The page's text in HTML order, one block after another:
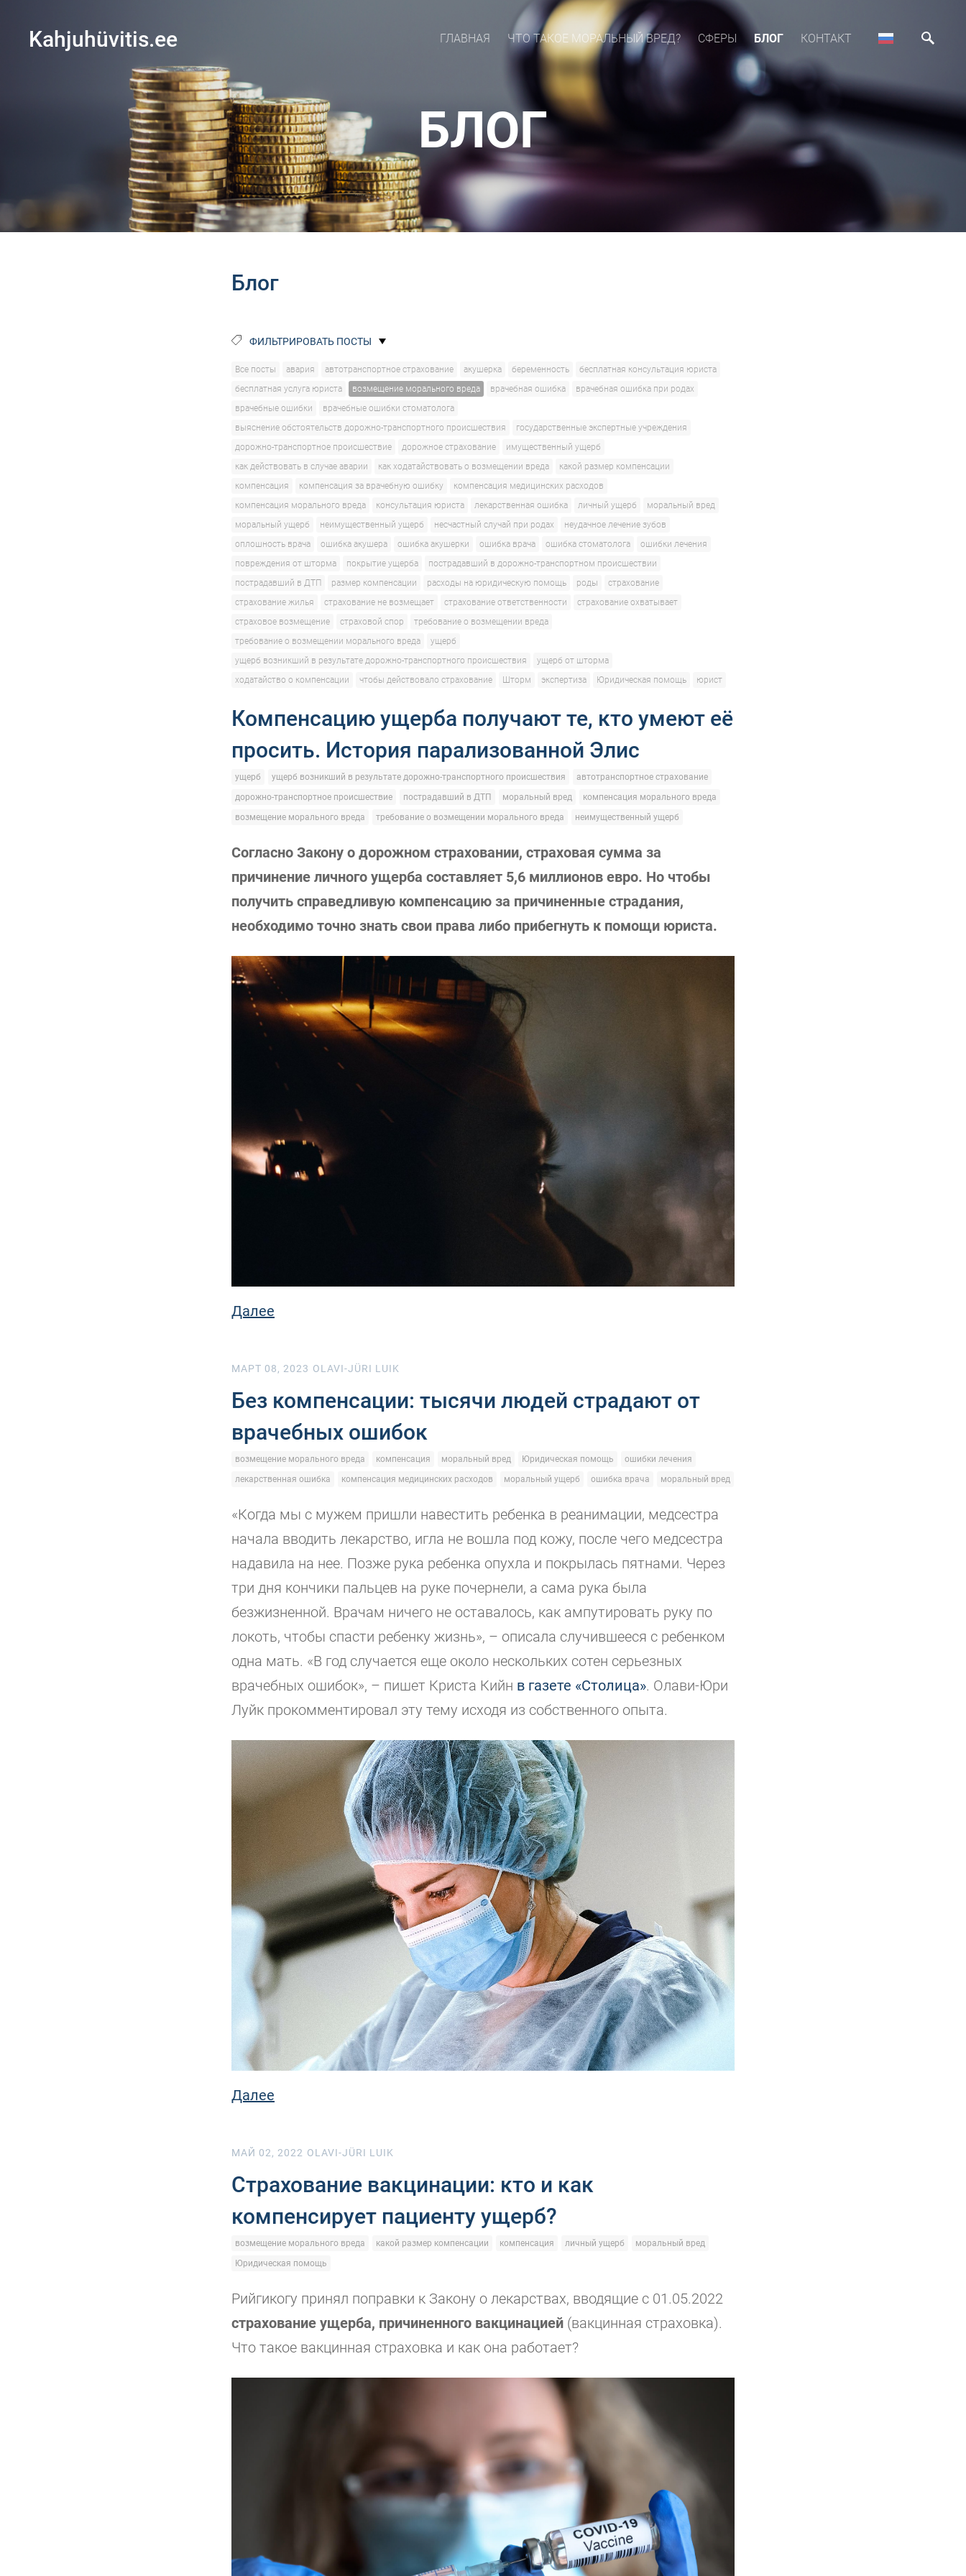
Kahjuhüvitis.ee ГЛАВНАЯ ЧТО ТАКОЕ МОРАЛЬНЫЙ ВРЕД? СФЕРЫ БЛОГ КОНТАКТ
БЛОГ
Блог
ФИЛЬТРИРОВАТЬ ПОСТЫ
Все посты авария автотранспортное страхование акушерка беременность
бесплатная консультация юриста
бесплатная услуга юриста
возмещение морального вреда врачебная ошибка
врачебная ошибка при родах
врачебные ошибки
врачебные ошибки стоматолога
выяснение обстоятельств дорожно-транспортного происшествия
государственные экспертные учреждения
дорожно-транспортное происшествие
дорожное страхование
имущественный ущерб
как действовать в случае аварии
как ходатайствовать о возмещении вреда
какой размер компенсации
компенсация
компенсация за врачебную ошибку
компенсация медицинских расходов
компенсация морального вреда
консультация юриста лекарственная ошибка личный ущерб
моральный вред
моральный ущерб
неимущественный ущерб несчастный случай при родах
неудачное лечение зубов
оплошность врача
ошибка акушера ошибка акушерки ошибка врача ошибка стоматолога
ошибки лечения
повреждения от шторма
покрытие ущерба
пострадавший в дорожно-транспортном происшествии
пострадавший в ДТП
размер компенсации расходы на юридическую помощь роды
страхование
страхование жилья
страхование не возмещает страхование ответственности
страхование охватывает
страховое возмещение
страховой спор
требование о возмещении вреда
требование о возмещении морального вреда
ущерб
ущерб возникший в результате дорожно-транспортного происшествия
ущерб от шторма
ходатайство о компенсации
чтобы действовало страхование Шторм экспертиза Юридическая помощь юрист
Компенсацию ущерба получают те, кто умеют её
просить. История парализованной Элис
ущерб ущерб возникший в результате дорожно-транспортного происшествия
автотранспортное страхование
дорожно-транспортное происшествие
пострадавший в ДТП моральный вред
компенсация морального вреда
возмещение морального вреда
требование о возмещении морального вреда неимущественный ущерб
Согласно Закону о дорожном страховании, страховая сумма за
причинение личного ущерба составляет 5,6 миллионов евро. Но чтобы
получить справедливую компенсацию за причиненные страдания,
необходимо точно знать свои права либо прибегнуть к помощи юриста.
Далее
МАРТ 08, 2023 OLAVI-JÜRI LUIK
Без компенсации: тысячи людей страдают от
врачебных ошибок
возмещение морального вреда компенсация моральный вред Юридическая помощь
ошибки лечения
лекарственная ошибка
компенсация медицинских расходов моральный ущерб ошибка врача моральный вред
«Когда мы с мужем пришли навестить ребенка в реанимации, медсестра
начала вводить лекарство, игла не вошла под кожу, после чего медсестра
надавила на нее. Позже рука ребенка опухла и покрылась пятнами. Через
три дня кончики пальцев на руке почернели, а сама рука была
безжизненной. Врачам ничего не оставалось, как ампутировать руку по
локоть, чтобы спасти ребенку жизнь», – описала случившееся с ребенком
одна мать. «В год случается еще около нескольких сотен серьезных
врачебных ошибок», – пишет Криста Кийн в газете «Столица». Олави-Юри
Луйк прокомментировал эту тему исходя из собственного опыта.
Далее
МАЙ 02, 2022 OLAVI-JÜRI LUIK
Страхование вакцинации: кто и как
компенсирует пациенту ущерб?
возмещение морального вреда какой размер компенсации компенсация личный ущерб
моральный вред
Юридическая помощь
Рийгикогу принял поправки к Закону о лекарствах, вводящие с 01.05.2022
страхование ущерба, причиненного вакцинацией (вакцинная страховка).
Что такое вакцинная страховка и как она работает?